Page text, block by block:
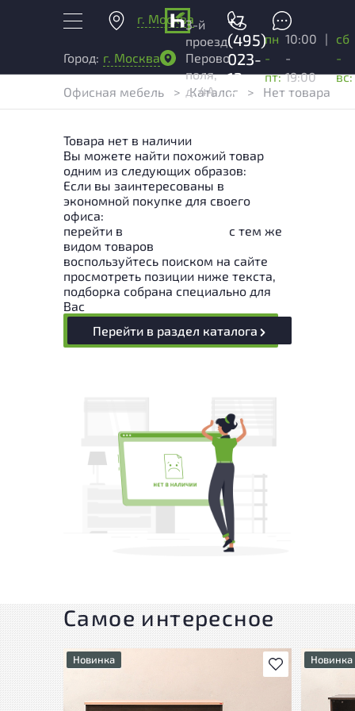
г. Москва
+7
(495)
023-
13-
03
Город: г. Москва
3-й
проезд
Перово
поля,
д. 4А
пн
-
пт:
10:00
-
19:00
|
сб
-
вс:
Офисная мебель
> Каталог > Нет товара
Товара нет в наличии
Вы можете найти похожий товар
одним из следующих образов:
Если вы заинтересованы в
экономной покупке для своего
офиса:
перейти в
с тем же
видом товаров
воспользуйтесь поиском на сайте
просмотреть позиции ниже текста,
подборка собрана специально для
Вас
Перейти в раздел каталога
Самое интересное
В избранное
Новинка Новинка